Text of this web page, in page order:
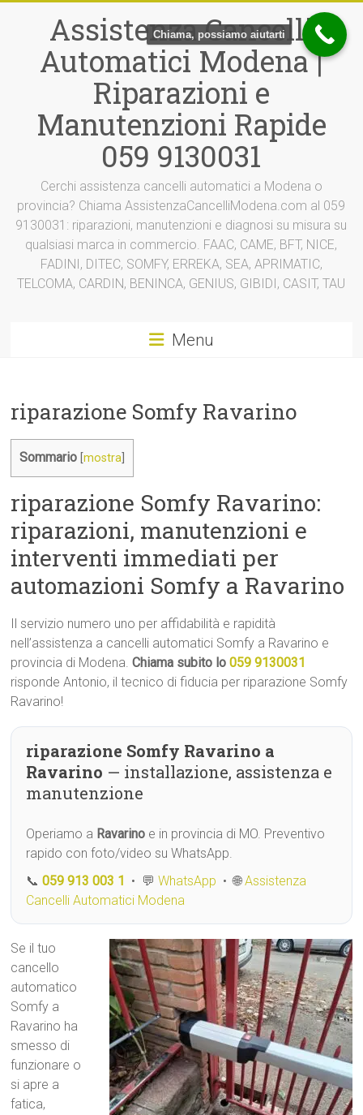
contenutoAssistenza Cancelli
Automatici Modena |
Riparazioni e
Manutenzioni Rapide
059 9130031
Cerchi assistenza cancelli automatici a Modena o
provincia? Chiama AssistenzaCancelliModena.com al 059
9130031: riparazioni, manutenzioni e diagnosi su misura su
qualsiasi marca in commercio. FAAC, CAME, BFT, NICE,
FADINI, DITEC, SOMFY, ERREKA, SEA, APRIMATIC,
TELCOMA, CARDIN, BENINCA, GENIUS, GIBIDI, CASIT, TAU
Menu
riparazione Somfy Ravarino
Sommario [mostra
riparazione Somfy Ravarino:
riparazioni, manutenzioni e
interventi immediati per
automazioni Somfy a Ravarino
Il servizio numero uno per affidabilità e rapidità
nell’assistenza a cancelli automatici Somfy a Ravarino e
provincia di Modena.Chiama subito lo059 9130031
risponde Antonio, il tecnico di fiducia per riparazione Somfy
Ravarino!
riparazione Somfy Ravarino a
Ravarino — installazione, assistenza e
manutenzione
Operiamo a Ravarino e in provincia di MO. Preventivo
rapido con foto/video su WhatsApp.
📞059 913 003 1 • 💬WhatsApp • 🌐Assistenza
Cancelli Automatici Modena
Se il tuo
cancello
automatico
Somfy a
Ravarino ha
smesso di
funzionare o
si apre a
fatica,
Chiama, possiamo aiutarti